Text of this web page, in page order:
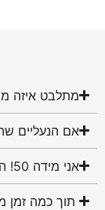
מתלבט איזה
אם הנעליים
אני מידה 50! האם יש לכם נעליים במידה שלי?
תוך כמה זמן